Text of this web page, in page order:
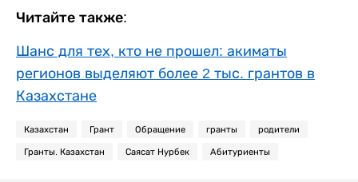
Читайте также:
Шанс для тех, кто не прошел: акиматы
регионов выделяют более 2 тыс. грантов в
Казахстане
Казахстан Грант Обращение гранты родители
Гранты. Казахстан Саясат Нурбек Абитуриенты